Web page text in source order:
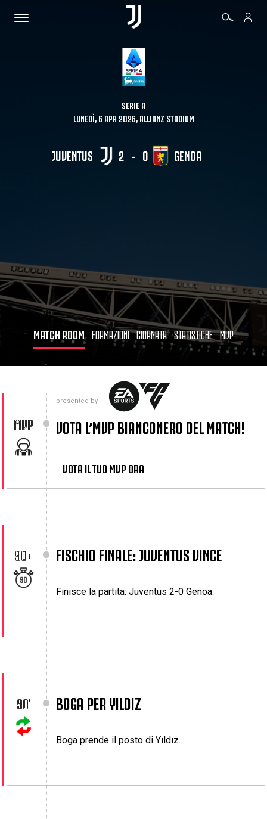
BIGLIETTI
SHOP
BIANCONERI
SERIE A
LUNEDÌ, 6 APR 2026, ALLIANZ STADIUM
JUVENTUS 2 - 0 GENOA
MATCH ROOM FORMAZIONI GIORNATA STATISTICHE MVP
MVP VOTA L’MVP BIANCONERO DEL MATCH!
presented by
VOTA IL TUO MVP ORA
90+ FISCHIO FINALE: JUVENTUS VINCE
Finisce la partita: Juventus 2-0 Genoa.
90' BOGA PER YILDIZ
Boga prende il posto di Yıldız.